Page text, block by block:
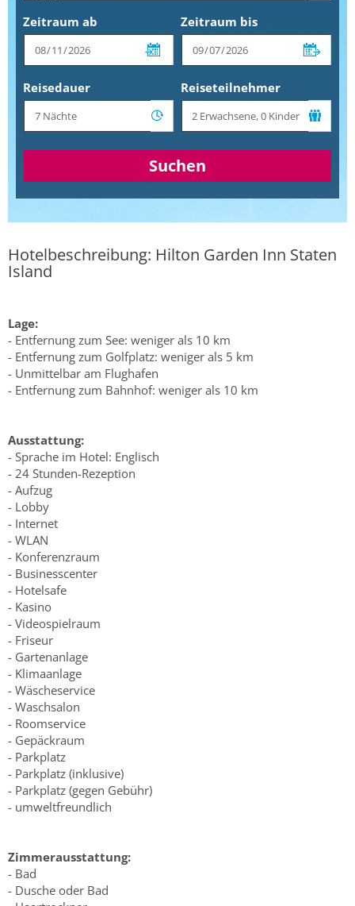
Zeitraum ab Zeitraum bis
Reisedauer Reiseteilnehmer
Suchen
Hotelbeschreibung: Hilton Garden Inn Staten
Island
Lage:
- Entfernung zum See: weniger als 10 km
- Entfernung zum Golfplatz: weniger als 5 km
- Unmittelbar am Flughafen
- Entfernung zum Bahnhof: weniger als 10 km
Ausstattung:
- Sprache im Hotel: Englisch
- 24 Stunden-Rezeption
- Aufzug
- Lobby
- Internet
- WLAN
- Konferenzraum
- Businesscenter
- Hotelsafe
- Kasino
- Videospielraum
- Friseur
- Gartenanlage
- Klimaanlage
- Wäscheservice
- Waschsalon
- Roomservice
- Gepäckraum
- Parkplatz
- Parkplatz (inklusive)
- Parkplatz (gegen Gebühr)
- umweltfreundlich
Zimmerausstattung:
- Bad
- Dusche oder Bad